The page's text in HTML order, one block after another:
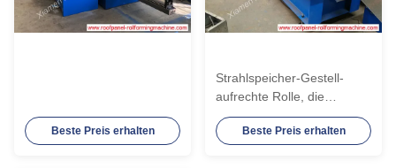
Beste Preis erhalten
Strahlspeicher-Gestell-
aufrechte Rolle, die
Maschine PLC-
Kontrollsystem bildet
Beste Preis erhalten